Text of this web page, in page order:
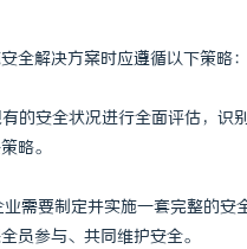
全解决方案时应遵循以下策略
的安全状况进行全面评估，
略。
需要制定并实施一套完整的
员参与、共同维护安全。